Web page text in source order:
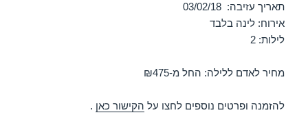
תאריך עזיבה: 03/02/18
אירוח: לינה בלבד
לילות: 2
מחיר לאדם ללילה: החל מ-₪475
להזמנה ופרטים נוספים לחצו על הקישור כאן .